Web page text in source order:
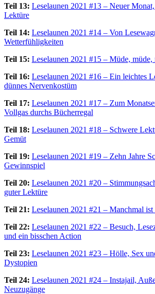
Teil 13: Leselaunen 2021 #13 – Neuer
Lektüre
Teil 14: Leselaunen 2021 #14 – Von
Wetterfühligkeiten
Teil 15: Leselaunen 2021 #15 – Müde, müde,
Teil 16: Leselaunen 2021 #16 – Ein leichtes
dünnes Nervenkostüm
Teil 17: Leselaunen 2021 #17 – Zum
Vollgas durchs Bücherregal
Teil 18: Leselaunen 2021 #18 – Schwere
Gemüt
Teil 19: Leselaunen 2021 #19 – Zehn Jahre
Gewinnspiel
Teil 20: Leselaunen 2021 #20 –
guter Lektüre
Teil 21: Leselaunen 2021 #21 – Manchmal
Teil 22: Leselaunen 2021 #22 – Besuch,
und ein bisschen Action
Teil 23: Leselaunen 2021 #23 – Hölle, Sex
Dystopien
Teil 24: Leselaunen 2021 #24 – Instajail,
Neuzugänge